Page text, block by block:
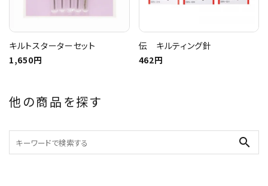
キルトスターターセット
1,650円
伝 キルティング針
462円
他の商品を探す
search